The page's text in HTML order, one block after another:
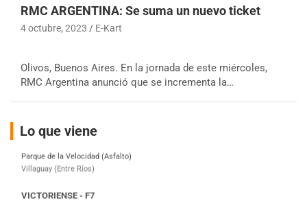
RMC ARGENTINA: Se suma un nuevo ticket
4 octubre, 2023 E-Kart
Olivos, Buenos Aires. En la jornada de este miércoles,
RMC Argentina anunció que se incrementa la…
Lo que viene
IAME SERIES ARGENTINA 6
Ramiro Tot (Asfalto)
KDO - F6
Ciudad de Trenque Lauquen (Asfalto)
Trenque Lauquen (Buenos Aires)
Parque de la Velocidad (Asfalto)
Villaguay (Entre Ríos)
VICTORIENSE - F7
Victoria (Entre Ríos)